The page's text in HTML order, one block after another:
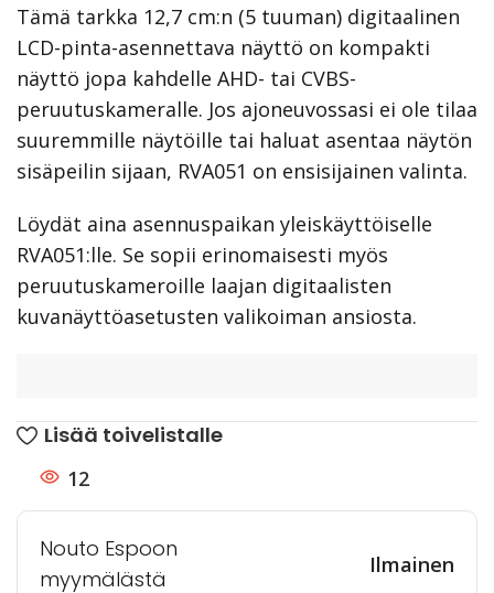
Tämä tarkka 12,7 cm:n (5 tuuman) digitaalinen
LCD-pinta-asennettava näyttö on kompakti
näyttö jopa kahdelle AHD- tai CVBS-
peruutuskameralle. Jos ajoneuvossasi ei ole tilaa
suuremmille näytöille tai haluat asentaa näytön
sisäpeilin sijaan, RVA051 on ensisijainen valinta.
Löydät aina asennuspaikan yleiskäyttöiselle
RVA051:lle. Se sopii erinomaisesti myös
peruutuskameroille laajan digitaalisten
kuvanäyttöasetusten valikoiman ansiosta.
Lisää toivelistalle
12
Nouto Espoon
myymälästä
Ilmainen